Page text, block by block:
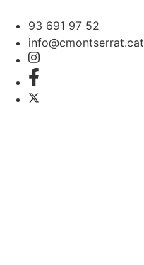
93 691 97 52
info@cmontserrat.cat